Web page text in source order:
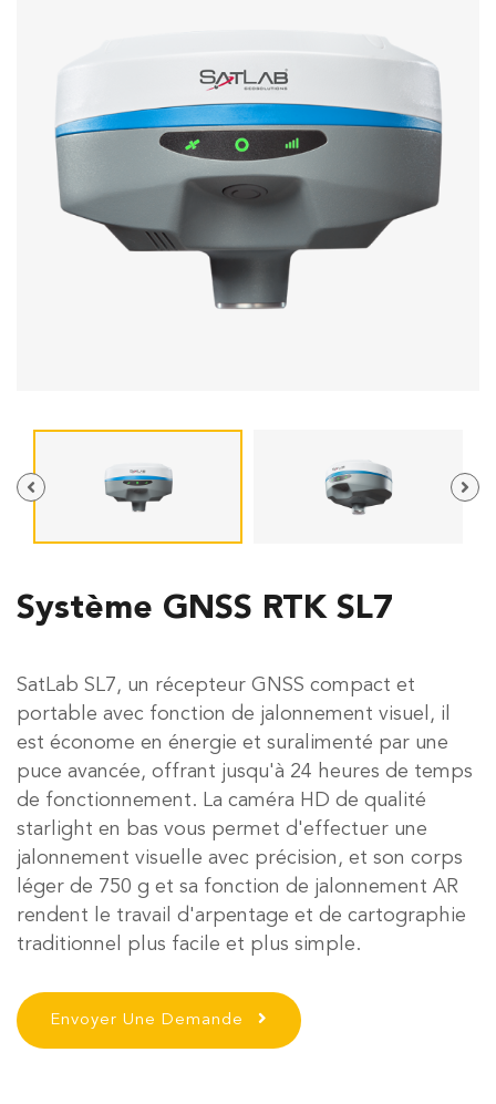
Système GNSS RTK SL7
SatLab SL7, un récepteur GNSS compact et
portable avec fonction de jalonnement visuel, il
est économe en énergie et suralimenté par une
puce avancée, offrant jusqu'à 24 heures de temps
de fonctionnement. La caméra HD de qualité
starlight en bas vous permet d'effectuer une
jalonnement visuelle avec précision, et son corps
léger de 750 g et sa fonction de jalonnement AR
rendent le travail d'arpentage et de cartographie
traditionnel plus facile et plus simple.
Envoyer Une Demande